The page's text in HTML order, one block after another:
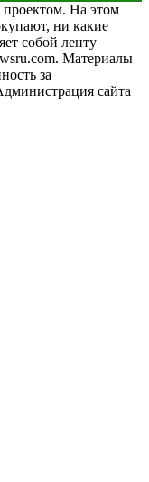
проектом. На этом
ни какие
собой ленту
Материалы
за
сайта